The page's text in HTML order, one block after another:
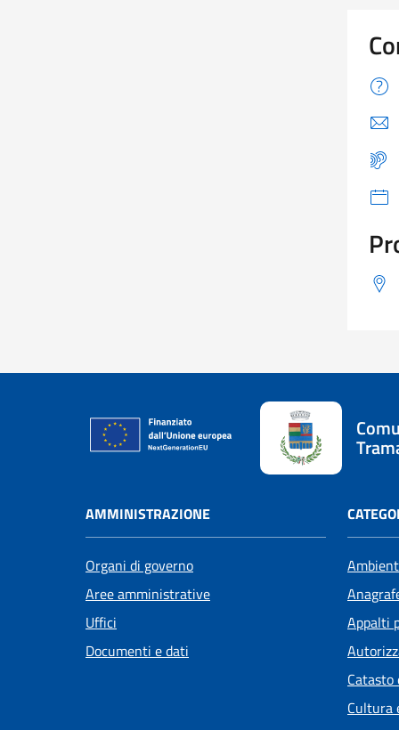
AMMINISTRAZIONE
Organi di governo
Aree amministrative
Uffici
Documenti e dati
Appalti
Cultura